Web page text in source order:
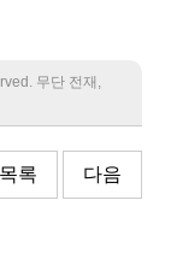
무단 전재,
목록 다음